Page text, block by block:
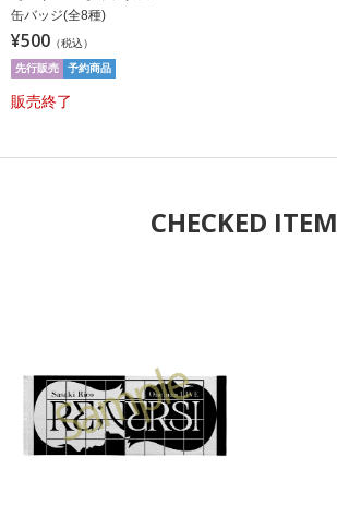
缶バッジ(全8種)
¥500 （税込）
先行販売 予約商品
販売終了
CHECKED ITEM